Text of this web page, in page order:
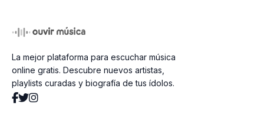
Algo Está Pasando
La mejor plataforma para escuchar música
online gratis. Descubre nuevos artistas,
playlists curadas y biografía de tus ídolos.